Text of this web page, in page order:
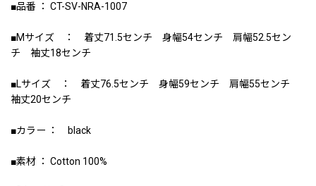
■品番 ： CT-SV-NRA-1007
■Mサイズ ： 着丈71.5センチ 身幅54センチ 肩幅52.5セン
チ 袖丈18センチ
■Lサイズ ： 着丈76.5センチ 身幅59センチ 肩幅55センチ
袖丈20センチ
■カラー ： black
■素材 ： Cotton 100%